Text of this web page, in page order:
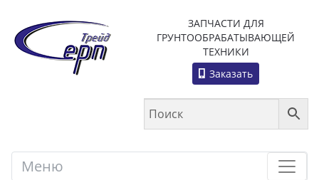
ЗАПЧАСТИ ДЛЯ
ГРУНТООБРАБАТЫВАЮЩЕЙ
ТЕХНИКИ
Заказать
Меню Меню